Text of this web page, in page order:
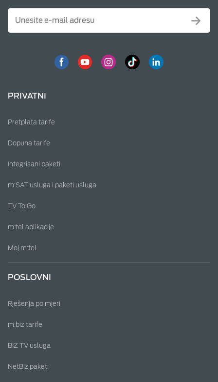
PRIVATNI
Pretplata tarife
Dopuna tarife
Integrisani paketi
m:SAT usluga i paketi usluga
TV To Go
m:tel aplikacije
Moj m:tel
POSLOVNI
Rješenja po mjeri
m:biz tarife
BIZ TV usluga
NetBiz paketi